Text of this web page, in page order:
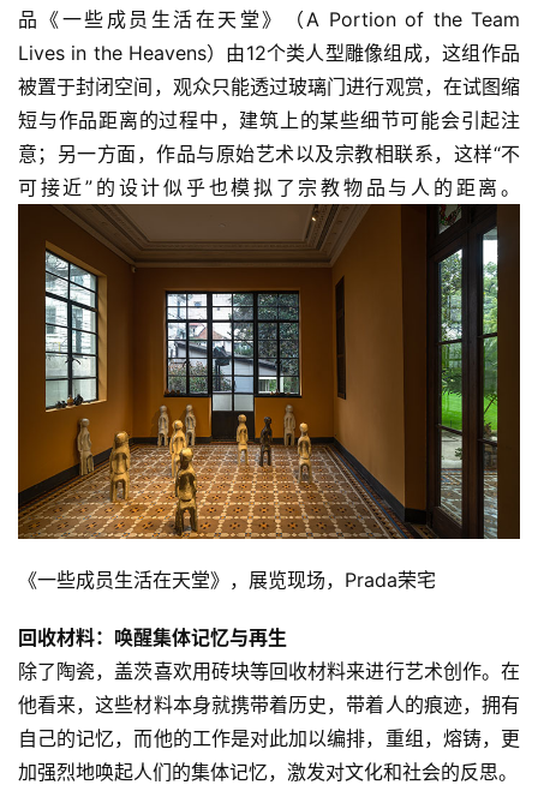
学
术
研
究
法
书
美
术
图
库
容
易
寫
錯
用
錯
品《一些成员生活在天堂》（A Portion of the Team
Lives in the Heavens）由12个类人型雕像组成，这组作品
被置于封闭空间，观众只能透过玻璃门进行观赏，在试图缩
短与作品距离的过程中，建筑上的某些细节可能会引起注
意；另一方面，作品与原始艺术以及宗教相联系，这样“不
可接近”的设计似乎也模拟了宗教物品与人的距离。
《一些成员生活在天堂》，展览现场，Prada荣宅
回收材料：唤醒集体记忆与再生
除了陶瓷，盖茨喜欢用砖块等回收材料来进行艺术创作。在
他看来，这些材料本身就携带着历史，带着人的痕迹，拥有
自己的记忆，而他的工作是对此加以编排，重组，熔铸，更
加强烈地唤起人们的集体记忆，激发对文化和社会的反思。